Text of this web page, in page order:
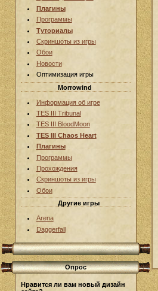
Плагины
Программы
Туториалы
Скриншоты из игры
Обои
Новости
Оптимизация игры
Morrowind
Информация об игре
TES III Tribunal
TES III BloodMoon
TES III Chaos Heart
Плагины
Программы
Прохождения
Скриншоты из игры
Обои
Другие игры
Arena
Daggerfall
Опрос
Нравится ли вам новый дизайн